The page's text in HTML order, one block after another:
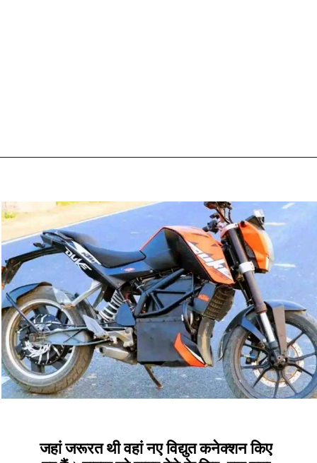
जहां जरूरत थी वहां नए विद्युत कनेक्शन किए